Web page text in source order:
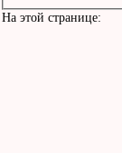
А я
На этой странице: